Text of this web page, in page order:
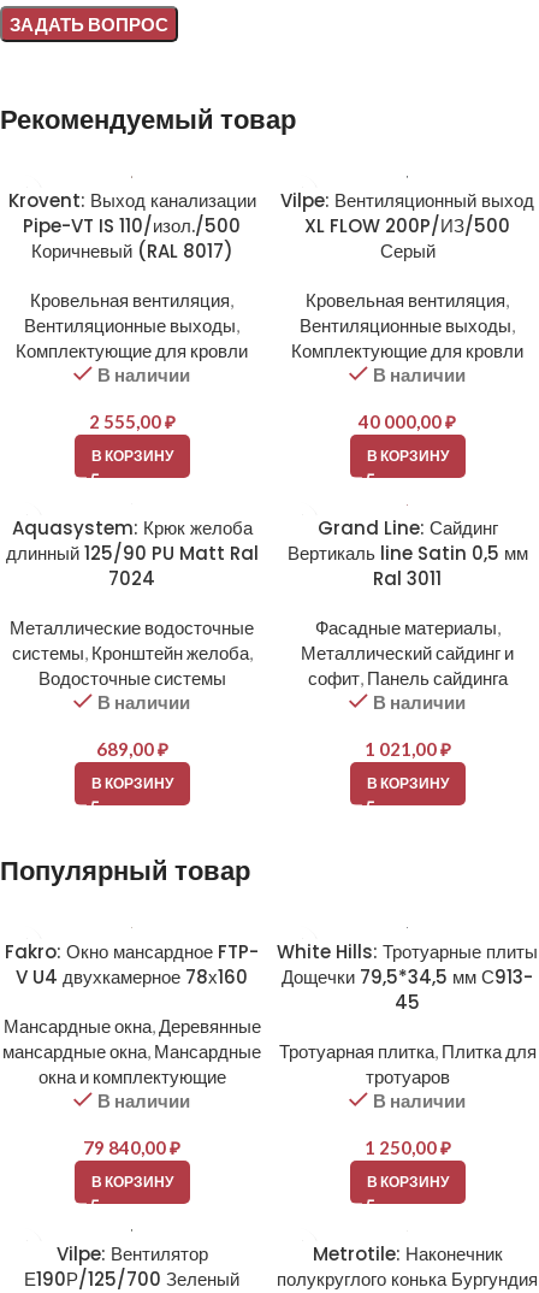
Рекомендуемый товар
Krovent: Выход канализации
Pipe-VT IS 110/изол./500
Коричневый (RAL 8017)
Кровельная вентиляция,
Вентиляционные выходы,
Комплектующие для кровли
В наличии
2 555,00₽
В КОРЗИНУ
Vilpe: Вентиляционный выход
XL FLOW 200P/ИЗ/500
Серый
Кровельная вентиляция,
Вентиляционные выходы,
Комплектующие для кровли
В наличии
40 000,00₽
В КОРЗИНУ
Aquasystem: Крюк желоба
длинный 125/90 PU Matt Ral
7024
Металлические водосточные
системы, Кронштейн желоба,
Водосточные системы
В наличии
689,00₽
В КОРЗИНУ
Grand Line: Сайдинг
Вертикаль line Satin 0,5 мм
Ral 3011
Фасадные материалы,
Металлический сайдинг и
софит, Панель сайдинга
В наличии
1 021,00₽
В КОРЗИНУ
Популярный товар
Fakro: Окно мансардное FTP-
V U4 двухкамерное 78х160
Мансардные окна,Деревянные
мансардные окна, Мансардные
окна и комплектующие
В наличии
79 840,00₽
В КОРЗИНУ
White Hills: Тротуарные плиты
Дощечки 79,5*34,5 мм С913-
45
Тротуарная плитка, Плитка для
тротуаров
В наличии
1 250,00₽
В КОРЗИНУ
Vilpe: Вентилятор
Е190Р/125/700 Зеленый
Metrotile: Наконечник
полукруглого конька Бургундия